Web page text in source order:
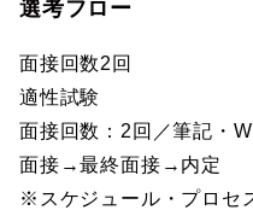
選考フロー
面接回数2回
適性試験
面接回数：2回／筆記・
面接→最終面接→内定
※スケジュール・プロセ